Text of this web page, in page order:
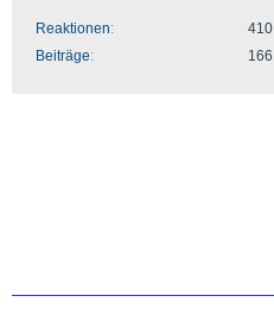
Reaktionen
410
Beiträge
166